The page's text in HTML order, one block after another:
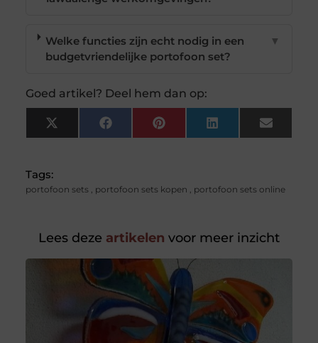
Welke functies zijn echt nodig in een
budgetvriendelijke portofoon set?
▼
Goed artikel? Deel hem dan op:
X
(Twitter)
FacebookPinterest LinkedIn Email
Tags:
portofoon sets, portofoon sets kopen , portofoon sets online
Lees deze artikelen voor meer inzicht